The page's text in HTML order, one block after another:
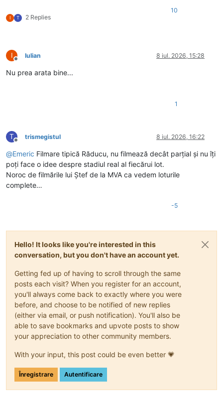
I T 2 Replies
10
I
Deconectat
Iulian 8 iul. 2026, 15:28
Nu prea arata bine...
1
T
Deconectat
trismegistul 8 iul. 2026, 16:22
@Emeric Filmare tipică Răducu, nu filmează decât parțial și nu îți
poți face o idee despre stadiul real al fiecărui lot.
Noroc de filmările lui Ștef de la MVA ca vedem loturile
complete…
-5
Hello! It looks like you're interested in this
conversation, but you don't have an account yet.
Getting fed up of having to scroll through the same
posts each visit? When you register for an account,
you'll always come back to exactly where you were
before, and choose to be notified of new replies
(either via email, or push notification). You'll also be
able to save bookmarks and upvote posts to show
your appreciation to other community members.
With your input, this post could be even better 💗
Înregistrare Autentificare